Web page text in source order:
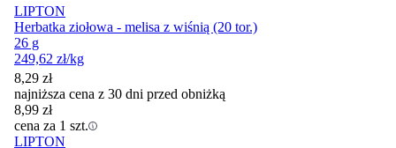
LIPTON
Herbatka ziołowa - melisa z wiśnią (20 tor.)
26 g
249,62 zł/kg
8,29 zł
najniższa cena z 30 dni przed obniżką
8,99 zł
cena za 1 szt.
LIPTON